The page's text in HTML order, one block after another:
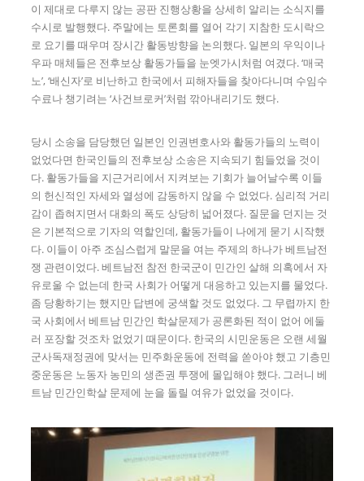
이 제대로 다루지 않는 공판 진행상황을 상세히 알리는 소식지를
수시로 발행했다. 주말에는 토론회를 열어 각기 지참한 도시락으
로 요기를 때우며 장시간 활동방향을 논의했다. 일본의 우익이나
우파 매체들은 전후보상 활동가들을 눈엣가시처럼 여겼다. ‘매국
노’, ‘배신자’로 비난하고 한국에서 피해자들을 찾아다니며 수임수
수료나 챙기려는 ‘사건브로커’처럼 깎아내리기도 했다.
당시 소송을 담당했던 일본인 인권변호사와 활동가들의 노력이
없었다면 한국인들의 전후보상 소송은 지속되기 힘들었을 것이
다. 활동가들을 지근거리에서 지켜보는 기회가 늘어날수록 이들
의 헌신적인 자세와 열성에 감동하지 않을 수 없었다. 심리적 거리
감이 좁혀지면서 대화의 폭도 상당히 넓어졌다. 질문을 던지는 것
은 기본적으로 기자의 역할인데, 활동가들이 나에게 묻기 시작했
다. 이들이 아주 조심스럽게 말문을 여는 주제의 하나가 베트남전
쟁 관련이었다. 베트남전 참전 한국군이 민간인 살해 의혹에서 자
유로울 수 없는데 한국 사회가 어떻게 대응하고 있는지를 물었다.
좀 당황하기는 했지만 답변에 궁색할 것도 없었다. 그 무렵까지 한
국 사회에서 베트남 민간인 학살문제가 공론화된 적이 없어 에둘
러 포장할 것조차 없었기 때문이다. 한국의 시민운동은 오랜 세월
군사독재정권에 맞서는 민주화운동에 전력을 쏟아야 했고 기층민
중운동은 노동자 농민의 생존권 투쟁에 몰입해야 했다. 그러니 베
트남 민간인학살 문제에 눈을 돌릴 여유가 없었을 것이다.